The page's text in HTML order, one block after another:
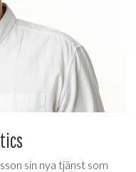
sin nya tjänst som